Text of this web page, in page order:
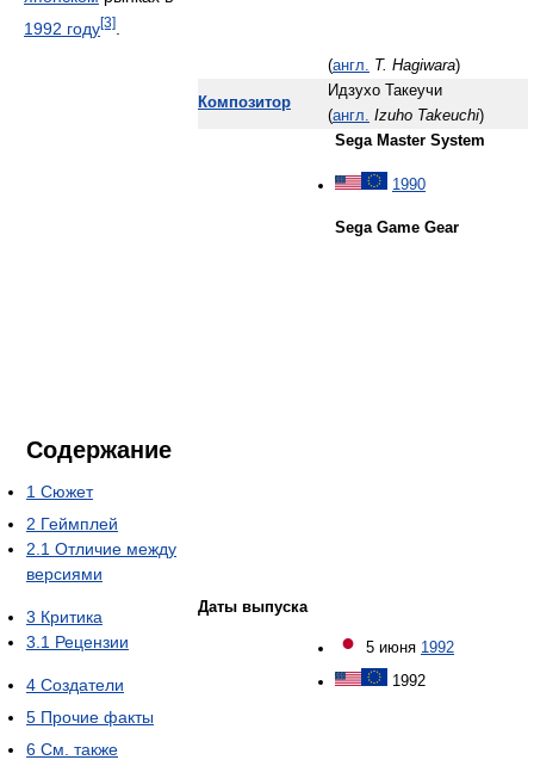
(англ. T. Hagiwara)
Композитор
Идзухо Такеучи
(англ. Izuho Takeuchi)
Даты выпуска
Sega Master System
1990
Sega Game Gear
5 июня 1992
1992
1992 году[3]
Содержание
1 Сюжет
2 Геймплей
2.1 Отличие между
версиями
3 Критика
3.1 Рецензии
4 Создатели
5 Прочие факты
6 См. также